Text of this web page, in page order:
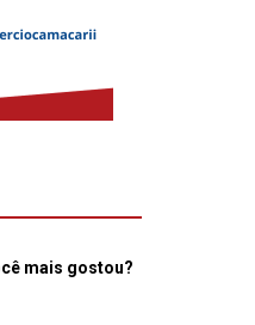
mais gostou?